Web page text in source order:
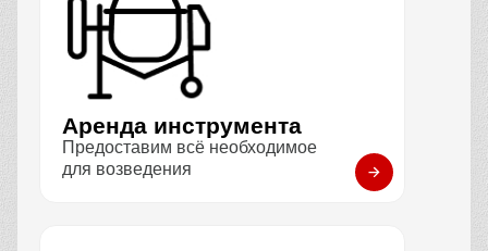
Аренда инструмента
Предоставим всё необходимое
для возведения